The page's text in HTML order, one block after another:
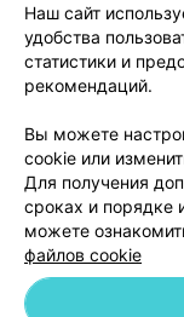
Наш сайт
удобства
статистики и
рекомендаций.
Вы можете
cookie или
Для получения
сроках и порядке
можете
файлов cookie